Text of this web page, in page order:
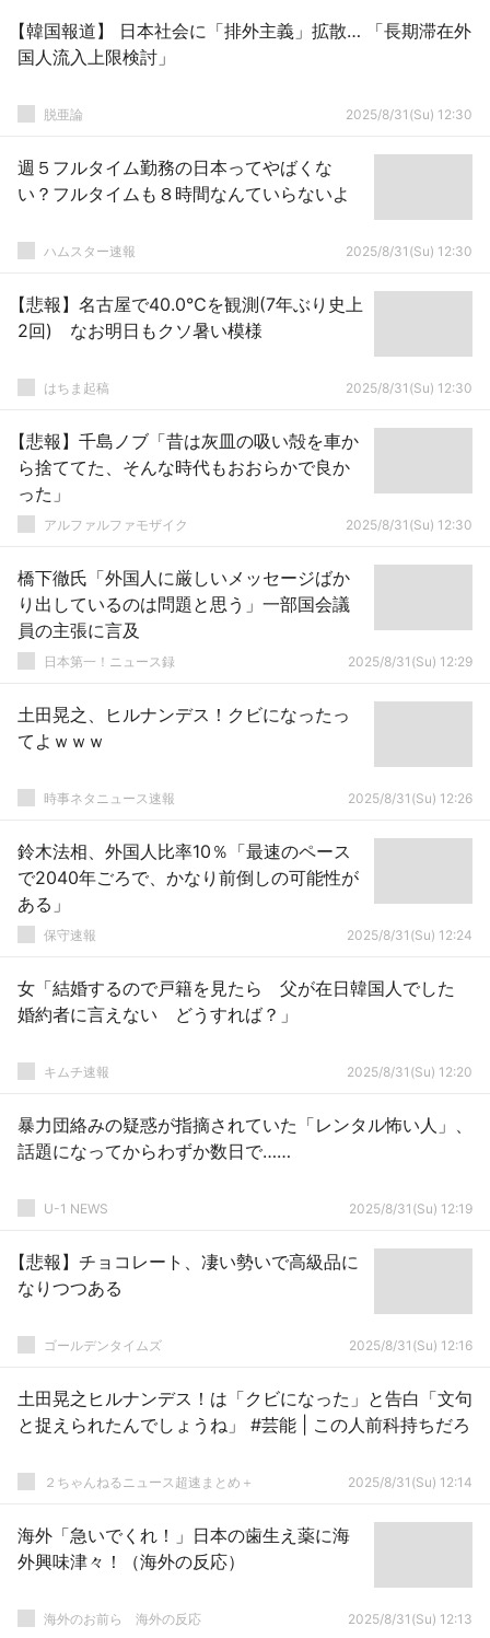
【韓国報道】 日本社会に「排外主義」拡散… 「長期滞在外
国人流入上限検討」
脱亜論 2025/8/31(Su) 12:30
週５フルタイム勤務の日本ってやばくな
い？フルタイムも８時間なんていらないよ
ハムスター速報 2025/8/31(Su) 12:30
【悲報】名古屋で40.0℃を観測(7年ぶり史上
2回) なお明日もクソ暑い模様
はちま起稿 2025/8/31(Su) 12:30
【悲報】千島ノブ「昔は灰皿の吸い殻を車か
ら捨ててた、そんな時代もおおらかで良か
った」
アルファルファモザイク 2025/8/31(Su) 12:30
橋下徹氏「外国人に厳しいメッセージばか
り出しているのは問題と思う」一部国会議
員の主張に言及
日本第一！ニュース録 2025/8/31(Su) 12:29
土田晃之、ヒルナンデス！クビになったっ
てよｗｗｗ
時事ネタニュース速報 2025/8/31(Su) 12:26
鈴木法相、外国人比率10％「最速のペース
で2040年ごろで、かなり前倒しの可能性が
ある」
保守速報 2025/8/31(Su) 12:24
女「結婚するので戸籍を見たら 父が在日韓国人でした
婚約者に言えない どうすれば？」
キムチ速報 2025/8/31(Su) 12:20
暴力団絡みの疑惑が指摘されていた「レンタル怖い人」、
話題になってからわずか数日で……
U-1 NEWS 2025/8/31(Su) 12:19
【悲報】チョコレート、凄い勢いで高級品に
なりつつある
ゴールデンタイムズ 2025/8/31(Su) 12:16
土田晃之ヒルナンデス！は「クビになった」と告白「文句
と捉えられたんでしょうね」 #芸能 | この人前科持ちだろ
２ちゃんねるニュース超速まとめ＋ 2025/8/31(Su) 12:14
海外「急いでくれ！」日本の歯生え薬に海
外興味津々！（海外の反応）
海外のお前ら 海外の反応 2025/8/31(Su) 12:13